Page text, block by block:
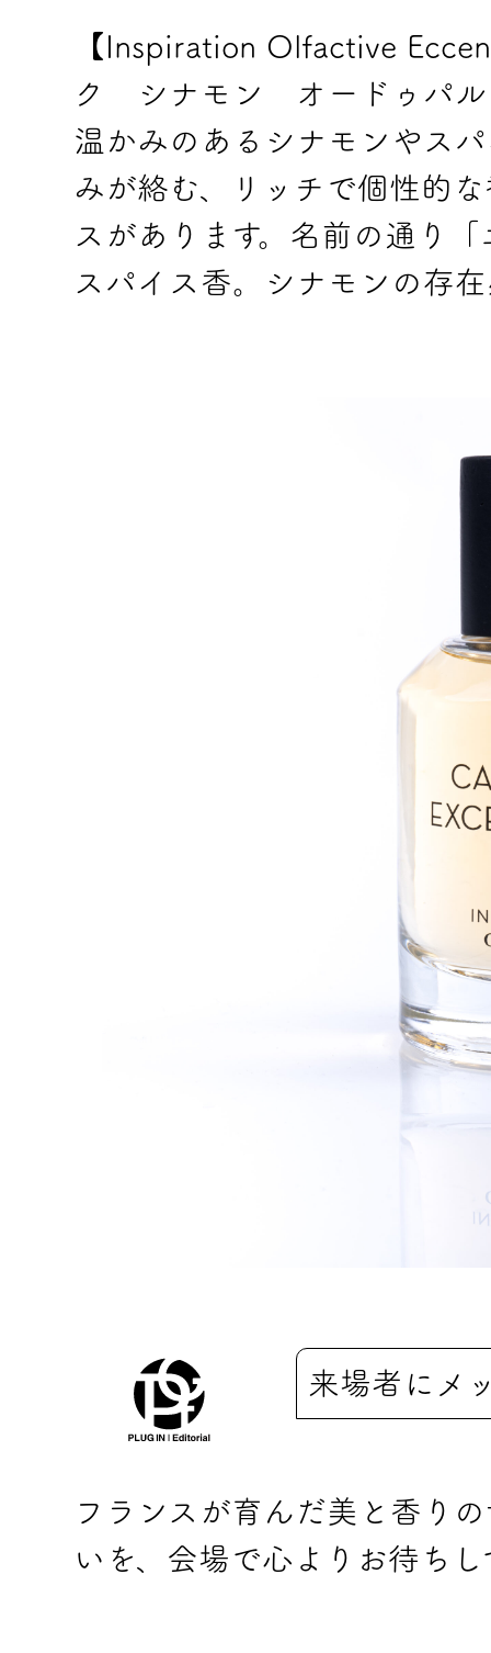
【Inspiration Olfactive
ク シナモン オードゥパル
温かみのあるシナモンやス
みが絡む、リッチで個性的
スがあります。名前の通り
スパイス香。シナモンの存
来場者にメ
フランスが育んだ美と香り
いを、会場で心よりお待ちし